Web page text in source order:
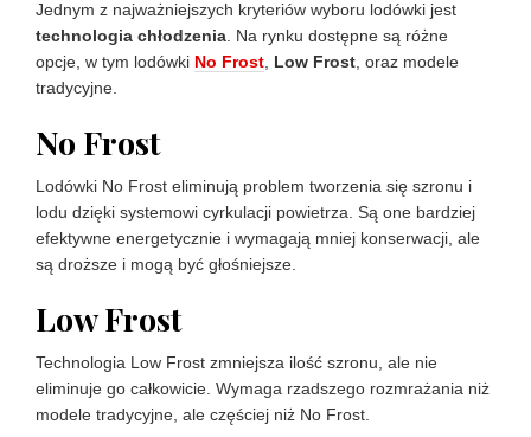
Jednym z najważniejszych kryteriów wyboru lodówki jest
technologia chłodzenia . Na rynku dostępne są różne
opcje, w tym lodówki No Frost Low Frost , oraz modele
tradycyjne.
No Frost
Lodówki No Frost eliminują problem tworzenia się szronu i
lodu dzięki systemowi cyrkulacji powietrza. Są one bardziej
efektywne energetycznie i wymagają mniej konserwacji, ale
są droższe i mogą być głośniejsze.
Low Frost
Technologia Low Frost zmniejsza ilość szronu, ale nie
eliminuje go całkowicie. Wymaga rzadszego rozmrażania niż
modele tradycyjne, ale częściej niż No Frost.